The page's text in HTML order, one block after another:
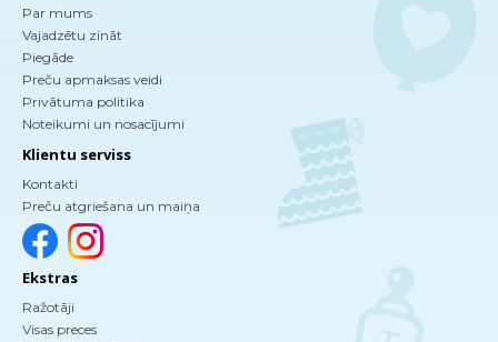
Par mums
Vajadzētu zināt
Piegāde
Preču apmaksas veidi
Privātuma politika
Noteikumi un nosacījumi
Klientu serviss
Kontakti
Preču atgriešana un maiņa
Ekstras
Ražotāji
Visas preces